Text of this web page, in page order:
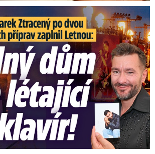
Plný dům a létající klavír!